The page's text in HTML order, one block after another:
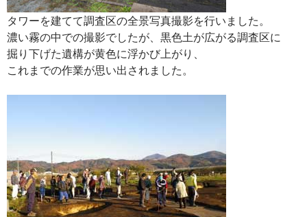
タワーを建てて調査区の全景写真撮影を行いました。
濃い霧の中での撮影でしたが、黒色土が広がる調査区に
掘り下げた遺構が黄色に浮かび上がり、
これまでの作業が思い出されました。